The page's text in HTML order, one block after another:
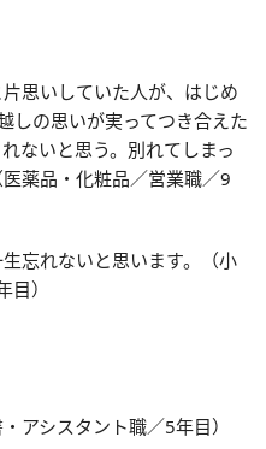
思いしていた人が、はじめ
しの思いが実ってつき合えた
ないと思う。別れてしまっ
薬品・化粧品／営業職／9
忘れないと思います。（小
）
アシスタント職／5年目）